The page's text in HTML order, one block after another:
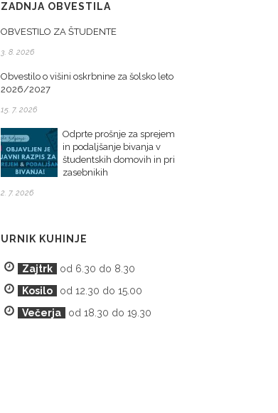
ZADNJA OBVESTILA
OBVESTILO ZA ŠTUDENTE
3. 8. 2026
Obvestilo o višini oskrbnine za šolsko leto
2026/2027
15. 7. 2026
Odprte prošnje za sprejem
in podaljšanje bivanja v
študentskih domovih in pri
zasebnikih
2. 7. 2026
URNIK KUHINJE
Zajtrk
od 6.30 do 8.30
Kosilo
od 12.30 do 15.00
Večerja
od 18.30 do 19.30